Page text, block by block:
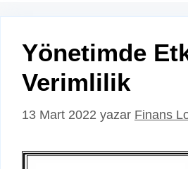
Yönetimde
Verimlilik
13 Mart 2022 yazar Finans